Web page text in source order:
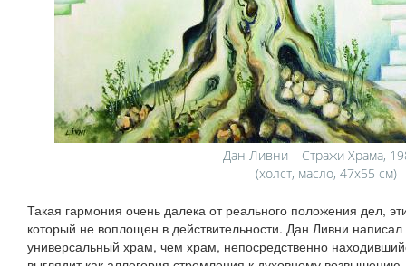
Дан Ливни – Стражи Храма,
(холст, масло, 47х55 см)
Такая гармония очень далека от реального положения дел,
который не воплощен в действительности. Дан Ливни
универсальный храм, чем храм, непосредственно